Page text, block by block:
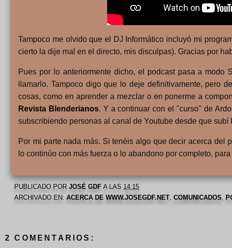
Tampoco me olvido que el DJ Informático incluyó mi
cierto la dije mal en el directo, mis disculpas). Gracias por
Pues por lo anteriormente dicho, el podcast pasa a
llamarlo. Tampoco digo que lo deje definitivamente, pero
cosas, como en aprender a mezclar o en ponerme a
Revista Blenderianos. Y a continuar con el "curso" de
subscribiendo personas al canal de Youtube desde que
Por mi parte nada más. Si tenéis algo que decir acerca del
lo continúo con más fuerza o lo abandono por completo,
PUBLICADO PORJOSÉ GDF A LAS 14:15
ARCHIVADO EN:ACERCA DE WWW.JOSEGDF.NET,COMUNICADOS,
2 COMENTARIOS: